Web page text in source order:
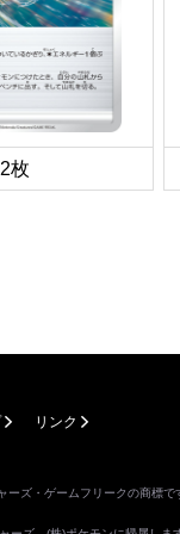
2枚
リンク
ーズ・ゲームフリークの商標で